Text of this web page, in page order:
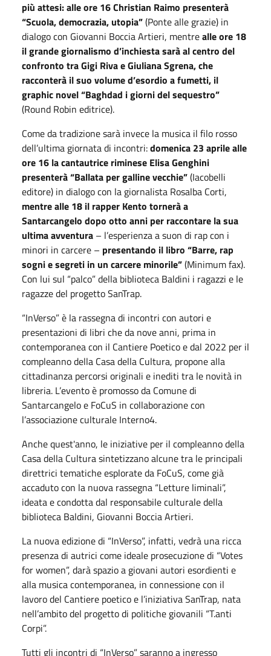
più attesi: alle ore 16 Christian Raimo presenterà
“Scuola, democrazia, utopia”(Ponte alle grazie) in
dialogo con Giovanni Boccia Artieri, mentrealle ore 18
il grande giornalismo d’inchiesta sarà al centro del
confronto tra Gigi Riva e Giuliana Sgrena, che
racconterà il suo volume d’esordio a fumetti, il
graphic novel “Baghdad i giorni del sequestro”
(Round Robin editrice).
Come da tradizione sarà invece la musica il filo rosso
dell’ultima giornata di incontri:domenica 23 aprile alle
ore 16 la cantautrice riminese Elisa Genghini
presenterà “Ballata per galline vecchie”(Iacobelli
editore) in dialogo con la giornalista Rosalba Corti,
mentre alle 18 il rapper Kento tornerà a
Santarcangelo dopo otto anni per raccontare la sua
ultima avventura – l’esperienza a suon di rap con i
minori in carcere – presentando il libro “Barre, rap
sogni e segreti in un carcere minorile”(Minimum fax).
Con lui sul “palco” della biblioteca Baldini i ragazzi e le
ragazze del progetto SanTrap.
“InVerso” è la rassegna di incontri con autori e
presentazioni di libri che da nove anni, prima in
contemporanea con il Cantiere Poetico e dal 2022 per il
compleanno della Casa della Cultura, propone alla
cittadinanza percorsi originali e inediti tra le novità in
libreria. L’evento è promosso da Comune di
Santarcangelo e FoCuS in collaborazione con
l’associazione culturale Interno4.
Anche quest'anno, le iniziative per il compleanno della
Casa della Cultura sintetizzano alcune tra le principali
direttrici tematiche esplorate da FoCuS, come già
accaduto con la nuova rassegna “Letture liminali”,
ideata e condotta dal responsabile culturale della
biblioteca Baldini, Giovanni Boccia Artieri.
La nuova edizione di “InVerso”, infatti, vedrà una ricca
presenza di autrici come ideale prosecuzione di “Votes
for women”, darà spazio a giovani autori esordienti e
alla musica contemporanea, in connessione con il
lavoro del Cantiere poetico e l’iniziativa SanTrap, nata
nell’ambito del progetto di politiche giovanili “T.anti
Corpi”.
Tutti gli incontri di “InVerso” saranno a ingresso